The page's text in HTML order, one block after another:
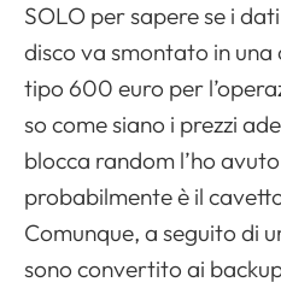
SOLO per sapere se i
disco va smontato in
tipo 600 euro per
so come siano i prezzi
blocca random l’ho
probabilmente è il
Comunque, a seguito di
sono convertito ai